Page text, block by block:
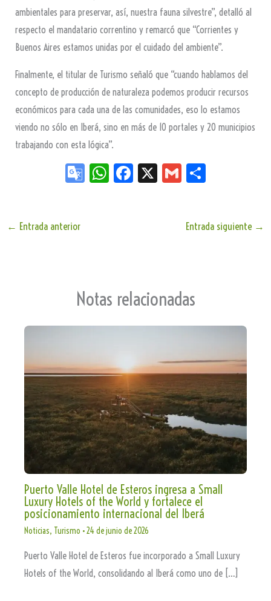
ambientales para preservar, así, nuestra fauna silvestre”, detalló al
respecto el mandatario correntino y remarcó que “Corrientes y
Buenos Aires estamos unidas por el cuidado del ambiente”.
Finalmente, el titular de Turismo señaló que “cuando hablamos del
concepto de producción de naturaleza podemos producir recursos
económicos para cada una de las comunidades, eso lo estamos
viendo no sólo en Iberá, sino en más de 10 portales y 20 municipios
trabajando con esta lógica”.
Go
te
W
Fa
X
G
← Entrada anterior Entrada siguiente →
Notas relacionadas
Puerto Valle Hotel de Esteros ingresa a Small
Luxury Hotels of the World y fortalece el
posicionamiento internacional del Iberá
Noticias, Turismo •24 de junio de 2026
Puerto Valle Hotel de Esteros fue incorporado a Small Luxury
Hotels of the World, consolidando al Iberá como uno de […]